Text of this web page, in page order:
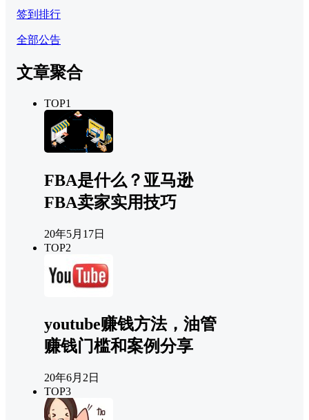
签到排行
全部公告
文章聚合
TOP1
FBA是什么？亚马逊
FBA卖家实用技巧
20年5月17日
TOP2
youtube赚钱方法，油管
赚钱门槛和案例分享
20年6月2日
TOP3